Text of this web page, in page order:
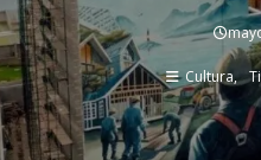
Cultura